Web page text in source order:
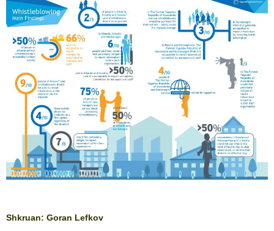
Shkruan: Goran Lefkov